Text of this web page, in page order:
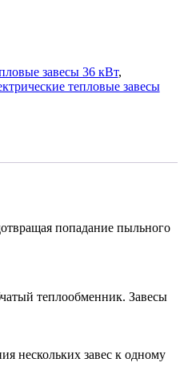
завесы 36 кВт,
тепловые завесы
попадание пыльного
теплообменник. Завесы
нескольких завес к одному